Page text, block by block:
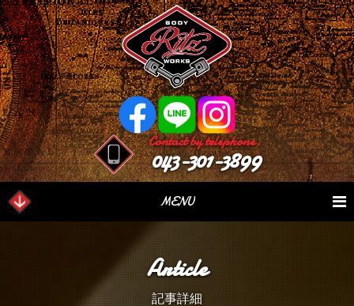
Contact by telephone.
043-301-3899
MENU
Our Serivce 在庫車情報
Parts Sales 作業日誌
Article
記事詳細